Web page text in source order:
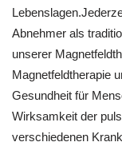
Abnehmer als
unserer
Magnetfeldtherapie
Gesundheit für
Wirksamkeit der
verschiedenen